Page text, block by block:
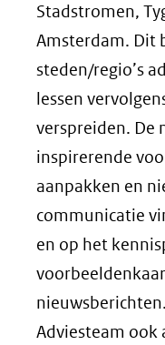
Stadstromen,
Amsterdam. Dit
steden/regio’s
lessen
verspreiden. De
inspirerende
aanpakken en
communicatie
en op het
Adviesteam ook